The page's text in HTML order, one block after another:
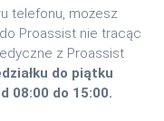
telefonu, możesz
do Proassist nie tracąc
z Proassist
do piątku
08:00 do 15:00.